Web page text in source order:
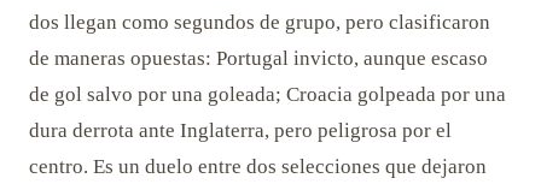
dos llegan como segundos de grupo, pero clasificaron
de maneras opuestas: Portugal invicto, aunque escaso
de gol salvo por una goleada; Croacia golpeada por una
dura derrota ante Inglaterra, pero peligrosa por el
centro. Es un duelo entre dos selecciones que dejaron